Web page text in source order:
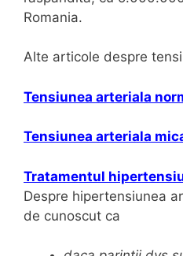
i
l
Romania.
Alte articole despre
Tensiunea arteriala
Tensiunea arteriala
Tratamentul
Despre hipertensiunea
de cunoscut ca